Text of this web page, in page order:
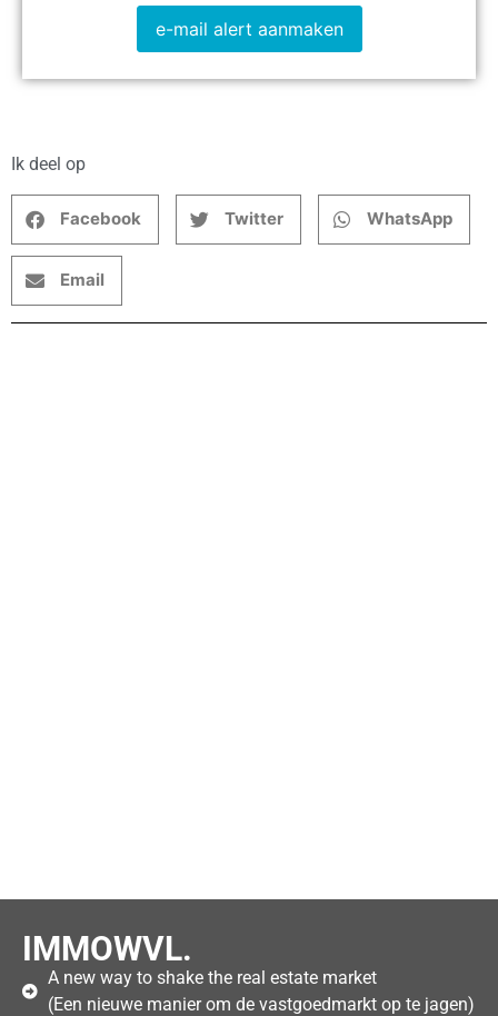
e-mail alert aanmaken
Ik deel op
Facebook Twitter WhatsApp
Email
IMMOWVL.
A new way to shake the real estate market
(Een nieuwe manier om de vastgoedmarkt op te jagen)